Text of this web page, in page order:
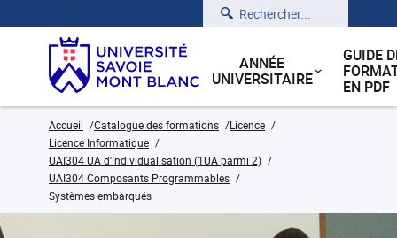
Rechercher
ANNÉE
UNIVERSITAIRE
GUIDE
EN PDF
Accueil Catalogue des formations
Licence
Licence Informatique
UAI304 UA d'individualisation (1UA parmi 2)
UAI304 Composants Programmables
Systèmes embarqués